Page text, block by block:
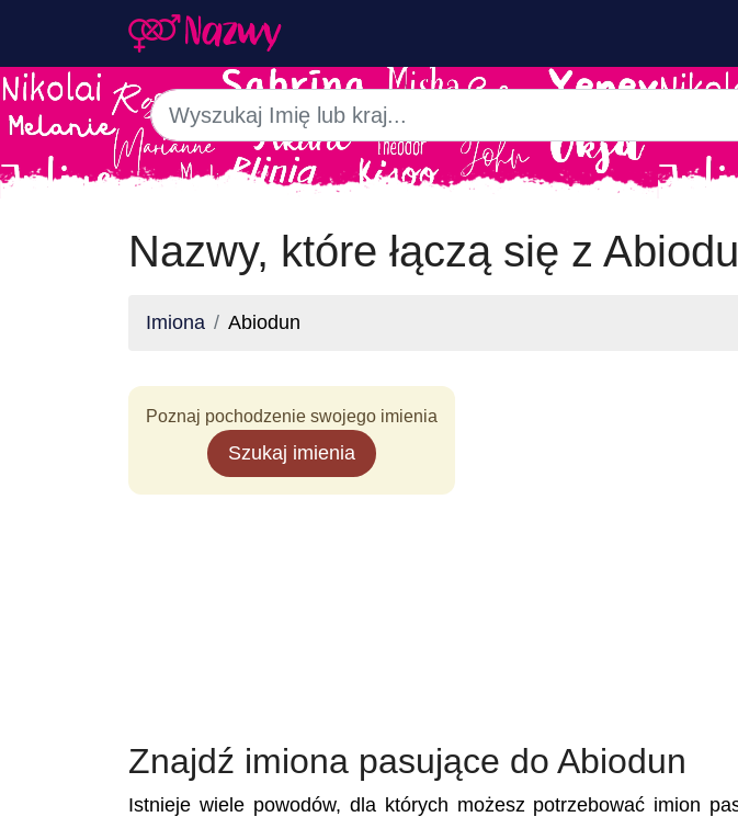
Nazwy, które łączą się z
Imiona Abiodun
Poznaj pochodzenie swojego imienia
Szukaj imienia
Znajdź imiona pasujące do Abiodun
Istnieje wiele powodów, dla których możesz potrzebować imion